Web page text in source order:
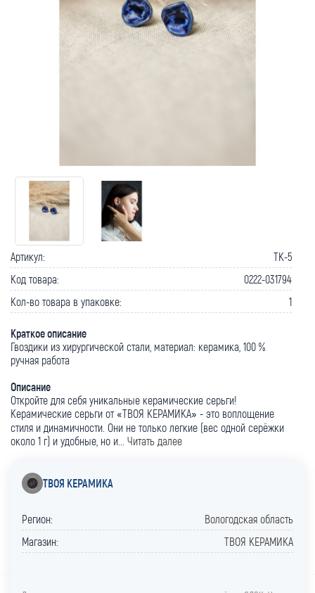
Артикул:
TK-5
Код товара:
0222-031794
Кол-во товара в упаковке:
1
Краткое описание
Гвоздики из хирургической стали, материал: керамика, 100 %
ручная работа
Описание
Откройте для себя уникальные керамические серьги!
Керамические серьги от «ТВОЯ КЕРАМИКА» - это воплощение
стиля и динамичности. Они не только легкие (вес одной серёжки
около 1 г) и удобные, но и... Читать далее
ТВОЯ КЕРАМИКА
Регион:
Вологодская область
Магазин:
ТВОЯ КЕРАМИКА